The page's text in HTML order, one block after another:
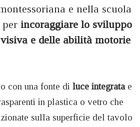
e nella scuola
per incoraggiare lo sviluppo
e delle abilità motorie
con una fonte di luce integrata e
in plastica o vetro che
sulla superficie del tavolo